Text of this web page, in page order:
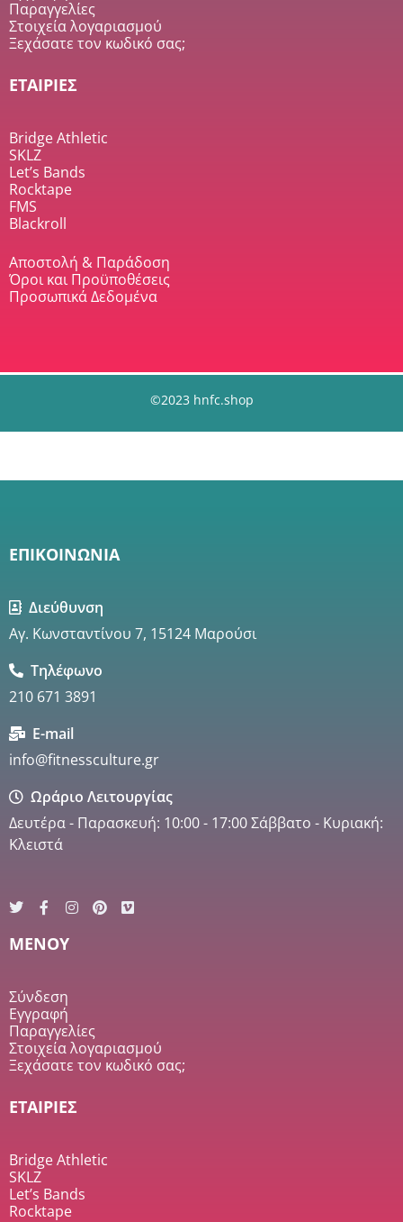
Παραγγελίες
Στοιχεία λογαριασμού
Ξεχάσατε τον κωδικό σας;
ΕΤΑΙΡΙΕΣ
Bridge Athletic
SKLZ
Let’s Bands
Rocktape
FMS
Blackroll
Αποστολή & Παράδοση
Όροι και Προϋποθέσεις
Προσωπικά Δεδομένα
©2023 hnfc.shop
ΕΠΙΚΟΙΝΩΝΙΑ
Διεύθυνση
Αγ. Κωνσταντίνου 7, 15124 Μαρούσι
Τηλέφωνο
210 671 3891
E-mail
info@fitnessculture.gr
Ωράριο Λειτουργίας
Δευτέρα - Παρασκευή: 10:00 - 17:00 Σάββατο - Κυριακή:
Κλειστά
MENOY
Σύνδεση
Εγγραφή
Παραγγελίες
Στοιχεία λογαριασμού
Ξεχάσατε τον κωδικό σας;
ΕΤΑΙΡΙΕΣ
Bridge Athletic
SKLZ
Let’s Bands
Rocktape